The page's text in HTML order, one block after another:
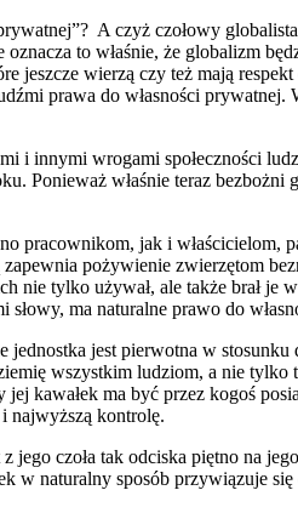
A czyż czołowy
to właśnie, że globalizm
jeszcze wierzą czy też mają
prawa do własności prywatnej.
i innymi wrogami społeczności
Ponieważ właśnie teraz bezbożni
pracownikom, jak i właścicielom,
pożywienie zwierzętom
nie tylko używał, ale także brał je
ma naturalne prawo do
jest pierwotna w stosunku
wszystkim ludziom, a nie
kawałek ma być przez kogoś
najwyższą kontrolę.
czoła tak odciska piętno na
w naturalny sposób przywiązuje